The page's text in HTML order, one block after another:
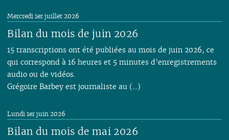
Bilan du mois de juin 2026
Mercredi 1er juillet 2026
15 transcriptions ont été publiées au mois de juin 2026, ce
qui correspond à 16 heures et 5 minutes d’enregistrements
audio ou de vidéos.
Grégoire Barbey est journaliste au (…)
Bilan du mois de mai 2026
Lundi 1er juin 2026